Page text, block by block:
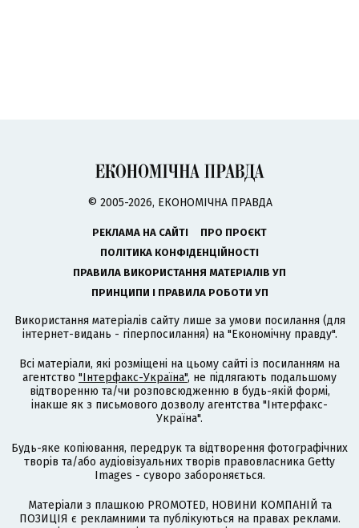
© 2005-2026, ЕКОНОМІЧНА ПРАВДА
РЕКЛАМА НА САЙТІ
ПРО ПРОЄКТ
ПОЛІТИКА КОНФІДЕНЦІЙНОСТІ
ПРАВИЛА ВИКОРИСТАННЯ МАТЕРІАЛІВ УП
ПРИНЦИПИ І ПРАВИЛА РОБОТИ УП
Використання матеріалів сайту лише за умови посилання (для
інтернет-видань - гіперпосилання) на "Економічну правду".
Всі матеріали, які розміщені на цьому сайті із посиланням на
агентство "Інтерфакс-Україна", не підлягають подальшому
відтворенню та/чи розповсюдженню в будь-якій формі,
інакше як з письмового дозволу агентства "Інтерфакс-
Україна".
Будь-яке копіювання, передрук та відтворення фотографічних
творів та/або аудіовізуальних творів правовласника Getty
Images - суворо забороняється.
Матеріали з плашкою PROMOTED, НОВИНИ КОМПАНІЙ та
ПОЗИЦІЯ є рекламними та публікуються на правах реклами.